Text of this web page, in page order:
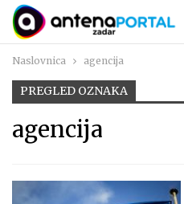
Naslovnica agencija
PREGLED OZNAKA
agencija